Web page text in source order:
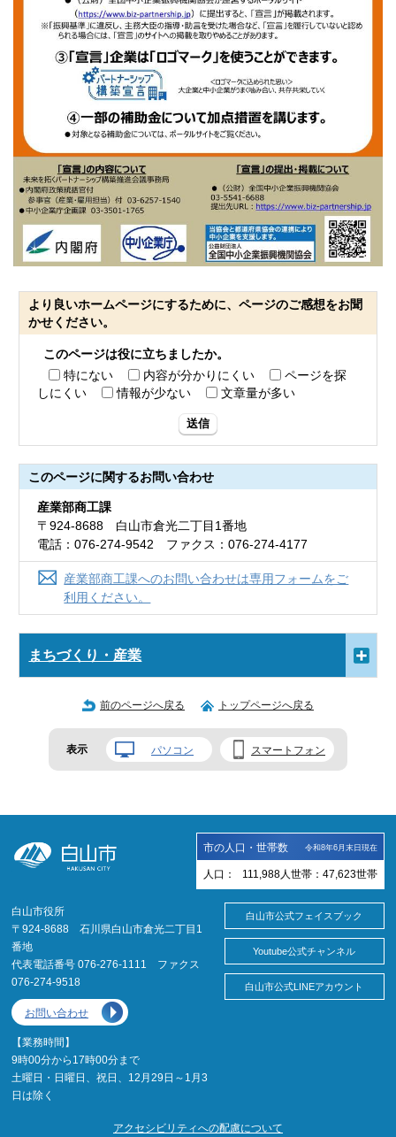
より良いホームページにするために、ページのご感想をお聞
かせください。
このページは役に立ちましたか。
特にない
内容が分かりにくい
ページを探
しにくい
情報が少ない 文章量が多い
送信
このページに関するお問い合わせ
産業部商工課
〒924-8688 白山市倉光二丁目1番地
電話：076-274-9542 ファクス：076-274-4177
産業部商工課へのお問い合わせは専用フォームをご
利用ください。
まちづくり・産業
前のページへ戻る トップページへ戻る
表示 パソコン スマートフォン
市の人口・世帯数 令和8年6月末日現在
人口： 111,988 人 世帯： 47,623世帯
白山市役所
〒924-8688 石川県白山市倉光二丁目1
番地
代表電話番号 076-276-1111 ファクス
076-274-9518
お問い合わせ
【業務時間】
9時00分から17時00分まで
土曜日・日曜日、祝日、12月29日～1月3
日は除く
白山市公式フェイスブック
Youtube公式チャンネル
白山市公式LINEアカウント
アクセシビリティへの配慮について